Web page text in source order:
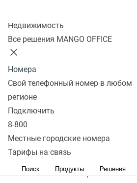
Недвижимость
Все решения MANGO OFFICE
Номера
Свой телефонный номер в любом
регионе
Подключить
8-800
Местные городские номера
Тарифы на связь
Поиск Продукты Решения
В избранном 0 товаров
Сбросить
USB гарнитура
Популярные
дешевые
Акция
Цена,
-
Перейти в
избранное
сравнение
Количество "ушей":
2 (стерео)
Материал